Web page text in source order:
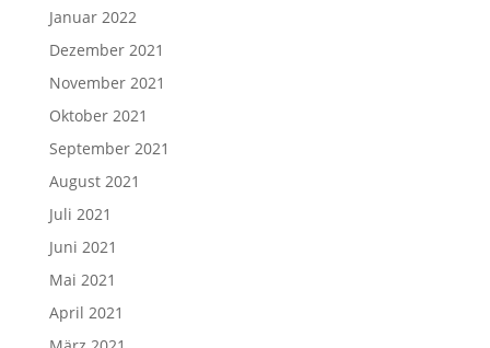
Januar 2022
Dezember 2021
November 2021
Oktober 2021
September 2021
August 2021
Juli 2021
Juni 2021
Mai 2021
April 2021